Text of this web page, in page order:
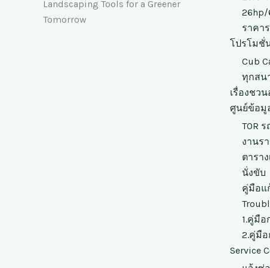
Landscaping Tools for a Greener
Tomorrow
26hp/
ราคา
โปรโมชั่
Cub
ทุกสน
เรื่องชว
ศูนย์ข้อมู
TOR
งานร
ตารา
นั่งขับ
คู่มือแ
1.คู่มือ
2.คู่มื
Service